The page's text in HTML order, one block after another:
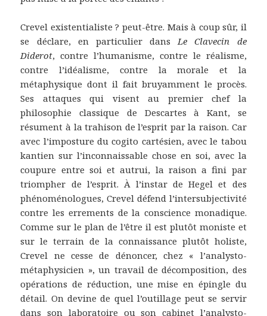
Crevel existentialiste ? peut-être. Mais à coup sûr, il
se déclare, en particulier dans Le Clavecin de
Diderot, contre l’humanisme, contre le réalisme,
contre l’idéalisme, contre la morale et la
métaphysique dont il fait bruyamment le procès.
Ses attaques qui visent au premier chef la
philosophie classique de Descartes à Kant, se
résument à la trahison de l’esprit par la raison. Car
avec l’imposture du cogito cartésien, avec le tabou
kantien sur l’inconnaissable chose en soi, avec la
coupure entre soi et autrui, la raison a fini par
triompher de l’esprit. À l’instar de Hegel et des
phénoménologues, Crevel défend l’intersubjectivité
contre les errements de la conscience monadique.
Comme sur le plan de l’être il est plutôt moniste et
sur le terrain de la connaissance plutôt holiste,
Crevel ne cesse de dénoncer, chez « l’analysto-
métaphysicien », un travail de décomposition, des
opérations de réduction, une mise en épingle du
détail. On devine de quel l’outillage peut se servir
dans son laboratoire ou son cabinet l’analysto-